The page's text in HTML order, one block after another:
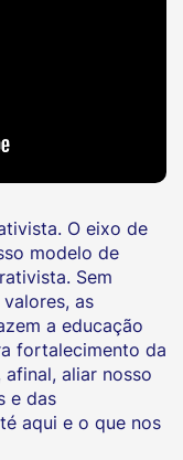
O eixo de
modelo de
Sem
as
a educação
fortalecimento da
aliar nosso
e das
aqui e o que nos